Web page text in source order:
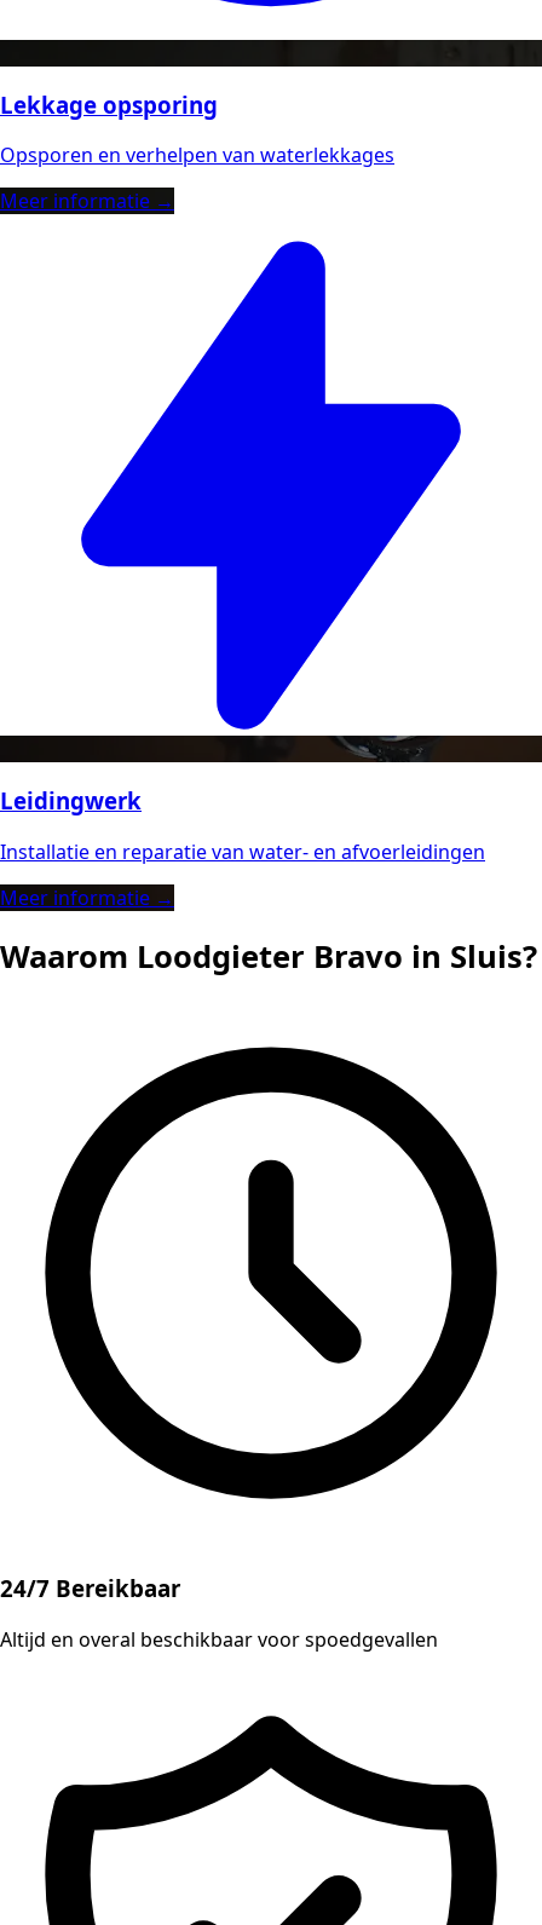
Lekkage opsporing
Opsporen en verhelpen van waterlekkages
Meer informatie →
Leidingwerk
Installatie en reparatie van water- en afvoerleidingen
Meer informatie →
Waarom Loodgieter Bravo in Sluis?
24/7 Bereikbaar
Altijd en overal beschikbaar voor spoedgevallen